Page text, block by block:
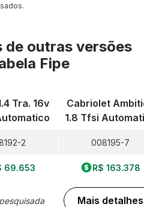
de outras versões
Fipe
Tra. 16v
2
69.653
Cabriolet
1.8 Tfsi
008195-7
R$ 163.378
Mais detalhes